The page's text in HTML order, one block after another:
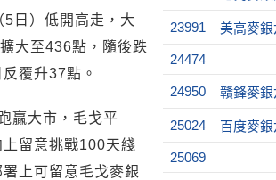
5日）低開高走，大
大至436點，隨後跌
覆升37點。
贏大市，毛戈平
留意挑戰100天綫
上可留意毛戈麥銀
23991 美高麥
24474
24950 贛鋒麥
25024 百度麥
25069